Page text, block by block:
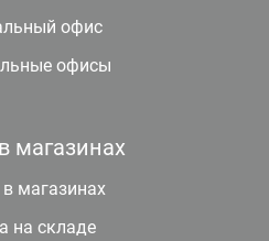
офис
офисы
магазинах
магазинах
на складе